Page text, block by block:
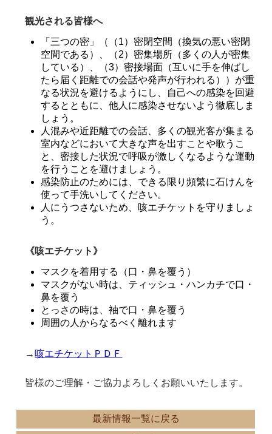
観光される皆様へ
「三つの密」（（1）密閉空間（換気の悪い密閉
空間である）、（2）密集場所（多くの人が密集
している）、（3）密接場面（互いに手を伸ばし
たら届く距離での会話や発声が行われる））が重
なる状況を避けるようにし、自己への感染を回避
するとともに、他人に感染させないよう徹底しま
しょう。
人混みや近距離での会話、多くの観光客が集まる
室内などにおいて大きな声を出すことや歌うこ
と、密接した状況で呼吸が激しくなるような運動
を行うことを避けましょう。
感染防止のためには、できる限り頻繁に石けんを
使って手洗いしてください。
人にうつさないため、咳エチケットを守りましょ
う。
《咳エチケット》
マスクを着用する（口・鼻を覆う）
マスクがない時は、ティッシュ・ハンカチで口・
鼻を覆う
とっさの時は、袖で口・鼻を覆う
周囲の人からなるべく離れます
→ 咳エチケットＰＤＦ
皆様のご理解・ご協力よろしくお願いいたします。
最新情報一覧に戻る